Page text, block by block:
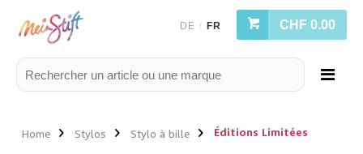
DE / FR CHF 0.00
Home Stylos Stylo à bille Éditions Limitées